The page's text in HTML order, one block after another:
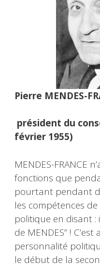
Pierre MENDES-
président du
février 1955)
MENDES-FRANCE
fonctions que
pourtant pendant
les compétences
politique en disant :
de MENDES” ! C’est
personnalité
le début de la